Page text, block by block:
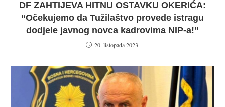
DF ZAHTIJEVA HITNU OSTAVKU OKERIĆA:
“Očekujemo da Tužilaštvo provede istragu
dodjele javnog novca kadrovima NIP-a!”
20. listopada 2023.